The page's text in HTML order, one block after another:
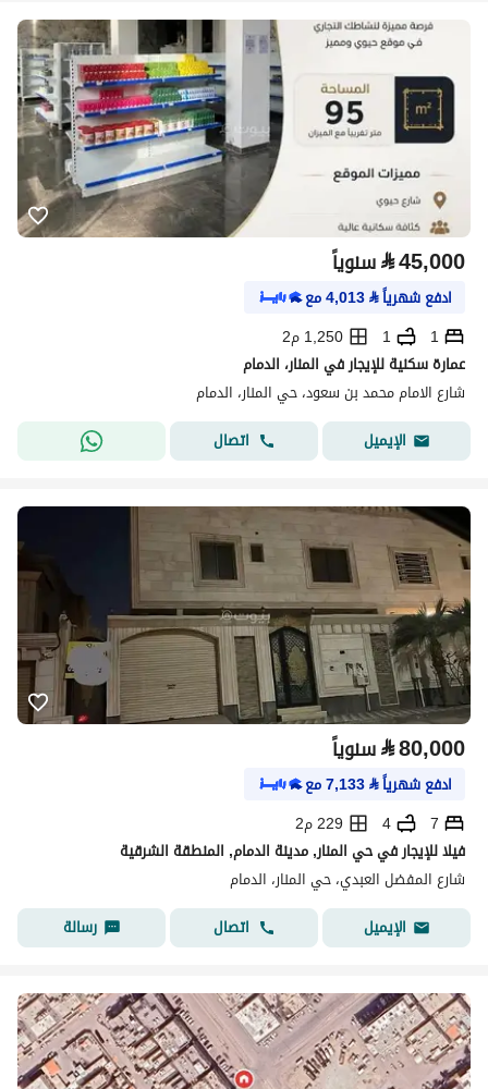
⃁45,000 سنوياً
ادفع شهرياً⃁
4,013مع
1
1
1,250 م2
عمارة سكنية للإيجار في المنار، الدمام
شارع الامام محمد بن سعود، حي المنار، الدمام
الإيميل
اتصال
⃁80,000 سنوياً
ادفع شهرياً⃁
7,133مع
7
4
229 م2
فيلا للإيجار في حي المنار, مدينة الدمام, المنطقة الشرقية
شارع المفضل العبدي، حي المنار، الدمام
الإيميل
اتصال رسالة